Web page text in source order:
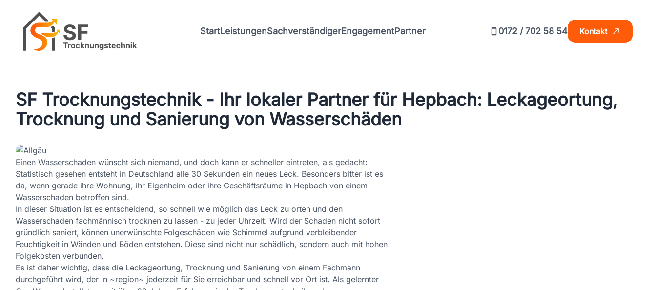
StartLeistungenSachverständigerEngagementPartner Kontakt
0172 / 702 58 54
SF Trocknungstechnik - Ihr lokaler Partner für Hepbach: Leckageortung,
Trocknung und Sanierung von Wasserschäden
Einen Wasserschaden wünscht sich niemand, und doch kann er schneller eintreten, als gedacht:
Statistisch gesehen entsteht in Deutschland alle 30 Sekunden ein neues Leck. Besonders bitter ist es
da, wenn gerade ihre Wohnung, ihr Eigenheim oder ihre Geschäftsräume in Hepbach von einem
Wasserschaden betroffen sind.
In dieser Situation ist es entscheidend, so schnell wie möglich das Leck zu orten und den
Wasserschaden fachmännisch trocknen zu lassen - zu jeder Uhrzeit. Wird der Schaden nicht sofort
gründlich saniert, können unerwünschte Folgeschäden wie Schimmel aufgrund verbleibender
Feuchtigkeit in Wänden und Böden entstehen. Diese sind nicht nur schädlich, sondern auch mit hohen
Folgekosten verbunden.
Es ist daher wichtig, dass die Leckageortung, Trocknung und Sanierung von einem Fachmann
durchgeführt wird, der in ~region~ jederzeit für Sie erreichbar und schnell vor Ort ist. Als gelernter